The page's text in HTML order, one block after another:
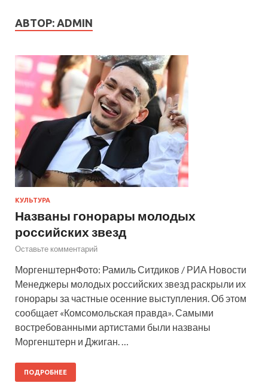
АВТОР: ADMIN
КУЛЬТУРА
Названы гонорары молодых
российских звезд
Оставьте комментарий
МоргенштернФото: Рамиль Ситдиков / РИА Новости
Менеджеры молодых российских звезд раскрыли их
гонорары за частные осенние выступления. Об этом
сообщает «Комсомольская правда». Самыми
востребованными артистами были названы
Моргенштерн и Джиган. …
ПОДРОБНЕЕ